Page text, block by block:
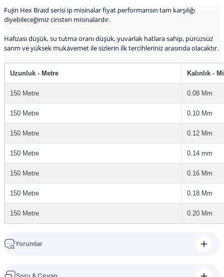
Fujin Hex Braid serisi ip misinalar fiyat performansın tam karşılığı
diyebileceğimiz cinsten misinalardır.
Hafızası düşük, su tutma oranı düşük, yuvarlak hatlara sahip, pürüzsüz
sarım ve yüksek mukavemet ile sizlerin ilk tercihleriniz arasında olacaktır.
Uzunluk - Metre Kalınlık -
150 Metre 0.08 Mm
150 Metre 0.10 Mm
150 Metre 0.12 Mm
150 Metre 0.14 mm
150 Metre 0.16 Mm
150 Metre 0.18 Mm
150 Metre 0.20 Mm
Yorumlar